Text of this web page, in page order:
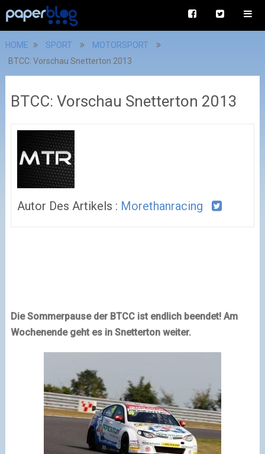
HOME SPORT
MOTORSPORT
BTCC: Vorschau Snetterton 2013
BTCC: Vorschau Snetterton 2013
Autor Des Artikels : Morethanracing
Die Sommerpause der BTCC ist endlich beendet! Am
Wochenende geht es in Snetterton weiter.